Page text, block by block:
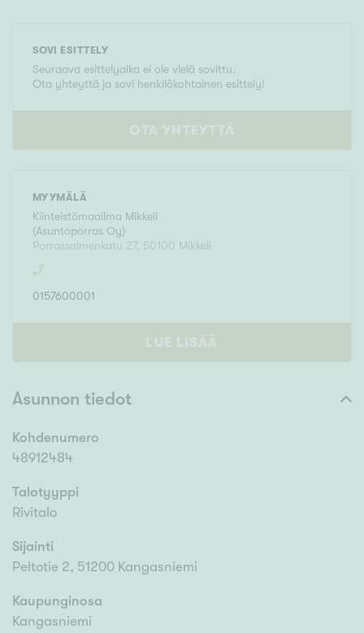
SOVI ESITTELY
Seuraava esittelyaika ei ole vielä sovittu.
Ota yhteyttä ja sovi henkilökohtainen esittely!
OTA YHTEYTTÄ
MYYMÄLÄ
Kiinteistömaailma Mikkeli
(Asuntoporras Oy)
Porrassalmenkatu 27, 50100 Mikkeli
0157600001
LUE LISÄÄ
Asunnon tiedot
Kohdenumero
48912484
Talotyyppi
Rivitalo
Sijainti
Peltotie 2, 51200 Kangasniemi
Kaupunginosa
Kangasniemi